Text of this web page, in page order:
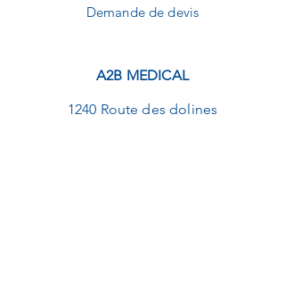
Demande de devis
A2B MEDICAL
1240 Route des dolines